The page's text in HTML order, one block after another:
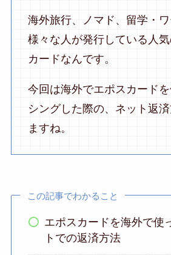
海外旅行、ノマド、留学・ワ
様々な人が発行している人
カードなんです。
今回は海外でエポスカード
シングした際の、ネット返
ますね。
この記事でわかること
エポスカードを海外で使
トでの返済方法